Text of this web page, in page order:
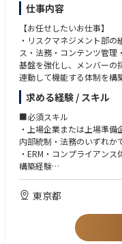
仕事内容
【お任せしたいお仕事】
・リスクマネジメント部
ス・法務・コンテンツ管理
基盤を強化し、メンバーの
連動して機能する体制を構
・ERM（エンタープライズ
スクアセスメントを設計・
締役会へ定期報告する。
と全社リスクテイク条件の
・内部統制体制の確立：業
ニタリング、社内規程の
実務をリードする
施、内部通報窓口（ヘルプ
ダー規制・腐敗防止策を推
・法務機能の統括：契約
機能の整備、訴訟・紛争
コンテンツ管理機能の統括
求める経験 / スキル
■必須スキル
・上場企業または上場準
内部統制・法務のいずれか
・ERM・コンプライアン
構築経験
・法務・情報システム・コ
統括するマネジメント経験
・経営陣・取締役会・監
るコミュニケーション能力
東京都